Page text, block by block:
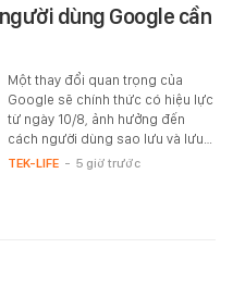
dùng Google cần
Một thay đổi quan trọng của
Google sẽ chính thức có hiệu lực
từ ngày 10/8, ảnh hưởng đến
cách người dùng sao lưu và lưu…
TEK-LIFE - 5 giờ trước